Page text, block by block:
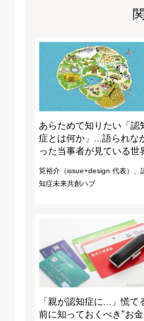
あらためて知りたい「認
症とは何か」...語られな
った当事者が見ている世
筧裕介（issue+design 代表）、
知症未来共創ハブ
「親が認知症に...」慌て
前に知っておくべき"お金